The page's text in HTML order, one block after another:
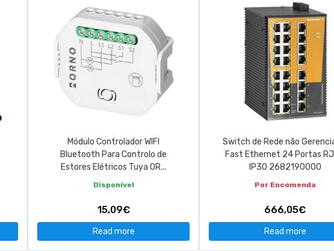
Módulo Controlador WIFI
Bluetooth Para Controlo de
Estores Elétricos Tuya OR...
Disponível
15,09€
Read more
Switch de Rede não
Fast Ethernet 24 Portas
IP30 2682190000
Por Encomenda
666,05€
Read more